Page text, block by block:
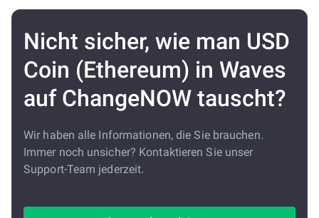
Nicht sicher, wie man USD
Coin (Ethereum) in Waves
auf ChangeNOW tauscht?
Wir haben alle Informationen, die Sie brauchen.
Immer noch unsicher? Kontaktieren Sie unser
Support-Team jederzeit.